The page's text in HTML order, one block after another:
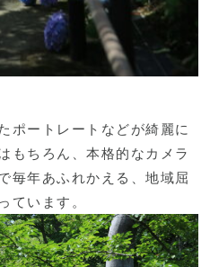
ポートレートなどが綺麗に
もちろん、本格的なカメラ
毎年あふれかえる、地域屈
ています。